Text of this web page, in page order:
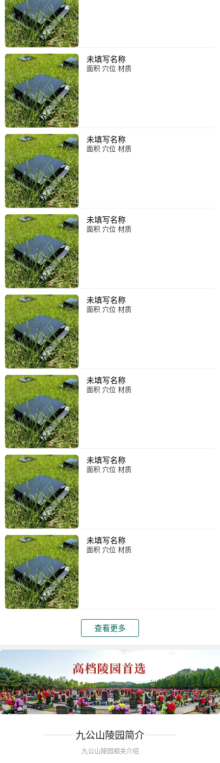
未填写名称
面积 穴位 材质
未填写名称
面积 穴位 材质
未填写名称
面积 穴位 材质
未填写名称
面积 穴位 材质
未填写名称
面积 穴位 材质
未填写名称
面积 穴位 材质
未填写名称
面积 穴位 材质
查看更多
九公山陵园简介
九公山陵园相关介绍